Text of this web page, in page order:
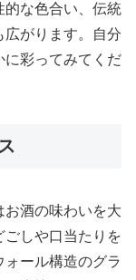
的な色合い、伝統
がります。自分
に彩ってみてくだ
お酒の味わいを大
ごしや口当たりを
ール構造のグラ